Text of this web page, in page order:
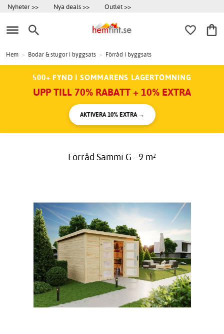
Nyheter >> Nya deals >> Outlet >>
Hem > Bodar & stugor i byggsats > Förråd i byggsats
500+ FYND I SOMMARENS LAGERTÖMNING
UPP TILL 70% RABATT + 10% EXTRA
AKTIVERA 10% EXTRA →
Förråd Sammi G - 9 m²